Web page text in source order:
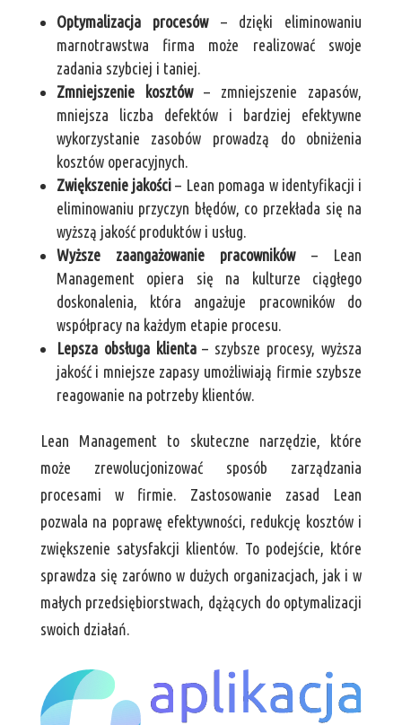
Optymalizacja procesów– dzięki eliminowaniu
marnotrawstwa firma może realizować swoje
zadania szybciej i taniej.
Zmniejszenie kosztów– zmniejszenie zapasów,
mniejsza liczba defektów i bardziej efektywne
wykorzystanie zasobów prowadzą do obniżenia
kosztów operacyjnych.
Zwiększenie jakości – Lean pomaga w identyfikacji i
eliminowaniu przyczyn błędów, co przekłada się na
wyższą jakość produktów i usług.
Wyższe zaangażowanie pracowników– Lean
Management opiera się na kulturze ciągłego
doskonalenia, która angażuje pracowników do
współpracy na każdym etapie procesu.
Lepsza obsługa klienta– szybsze procesy, wyższa
jakość i mniejsze zapasy umożliwiają firmie szybsze
reagowanie na potrzeby klientów.
Lean Management to skuteczne narzędzie, które
może zrewolucjonizować sposób zarządzania
procesami w firmie. Zastosowanie zasad Lean
pozwala na poprawę efektywności, redukcję kosztów i
zwiększenie satysfakcji klientów. To podejście, które
sprawdza się zarówno w dużych organizacjach, jak i w
małych przedsiębiorstwach, dążących do optymalizacji
swoich działań.